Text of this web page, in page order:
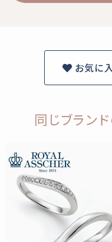
お気に
同じブラン